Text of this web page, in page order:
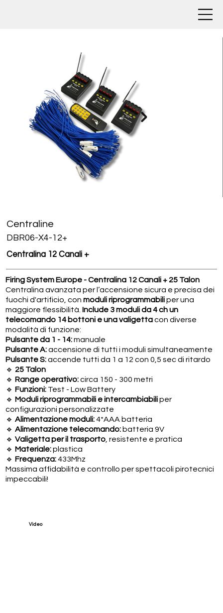
Centraline
DBR06-X4-12+
Centralina 12 Canali +
Firing System Europe - Centralina 12 Canali + 25 Talon
Centralina avanzata per l’accensione sicura e precisa dei
fuochi d'artificio, conmoduli riprogrammabiliper una
maggiore flessibilità. Include 3 moduli da 4 ch un
telecomando 14 bottoni e una valigettacon diverse
modalità di funzione:
Pulsante da 1 - 14:manuale
Pulsante A:accensione di tutti i moduli simultaneamente
Pulsante S:accende tutti da 1 a 12 con 0,5 sec di ritardo
🔹 25 Talon
🔹 Range operativo:circa 150 - 300 metri
🔹 Funzioni: Test - Low Battery
🔹 Moduli riprogrammabili e intercambiabiliper
configurazioni personalizzate
🔹Alimentazione moduli:4*AAA batteria
🔹Alimentazione telecomando: batteria 9V
🔹Valigetta per il trasporto , resistente e pratica
🔹 Materiale:plastica
🔹 Frequenza:433Mhz
Massima affidabilità e controllo per spettacoli pirotecnici
impeccabili!
Video